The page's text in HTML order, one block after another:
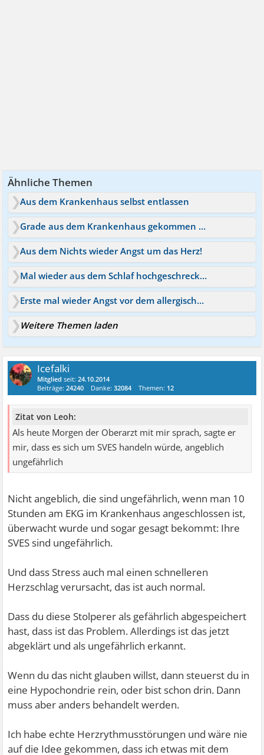
Ähnliche Themen
Aus dem Krankenhaus selbst entlassen
Grade aus dem Krankenhaus gekommen wegen Blutdruck
Aus dem Nichts wieder Angst um das Herz!
Mal wieder aus dem Schlaf hochgeschreckt Gesicht rot
Erste mal wieder Angst vor dem allergischen Schock
Weitere Themen laden
Icefalki
Mitglied seit:24.10.2014
Beiträge:24240 Danke:32084 Themen: 12
Zitat von Leoh:
Als heute Morgen der Oberarzt mit mir sprach, sagte er
mir, dass es sich um SVES handeln würde, angeblich
ungefährlich
Nicht angeblich, die sind ungefährlich, wenn man 10
Stunden am EKG im Krankenhaus angeschlossen ist,
überwacht wurde und sogar gesagt bekommt: Ihre
SVES sind ungefährlich.
Und dass Stress auch mal einen schnelleren
Herzschlag verursacht, das ist auch normal.
Dass du diese Stolperer als gefährlich abgespeichert
hast, dass ist das Problem. Allerdings ist das jetzt
abgeklärt und als ungefährlich erkannt.
Wenn du das nicht glauben willst, dann steuerst du in
eine Hypochondrie rein, oder bist schon drin. Dann
muss aber anders behandelt werden.
Ich habe echte Herzrythmusstörungen und wäre nie
auf die Idee gekommen, dass ich etwas mit dem